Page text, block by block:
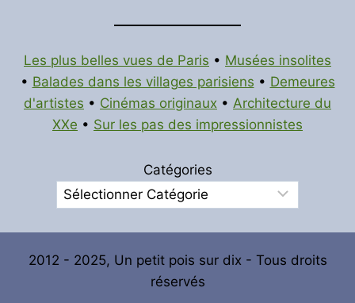
Les plus belles vues de Paris • Musées insolites
• Balades dans les villages parisiens • Demeures
d'artistes • Cinémas originaux • Architecture du
XXe • Sur les pas des impressionnistes
Catégories
2012 - 2025, Un petit pois sur dix - Tous droits
réservés